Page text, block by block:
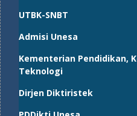
UTBK-SNBT
Admisi Unesa
Kementerian Pendidikan,
Teknologi
Dirjen Diktiristek